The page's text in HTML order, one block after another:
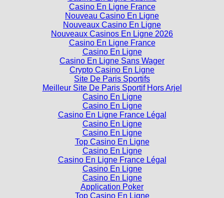
Nouveau Casino En Ligne
Nouveaux Casino En Ligne
Nouveaux Casinos En Ligne 2026
Casino En Ligne France
Casino En Ligne
Casino En Ligne Sans Wager
Crypto Casino En Ligne
Site De Paris Sportifs
Meilleur Site De Paris Sportif Hors Arjel
Casino En Ligne
Casino En Ligne
Casino En Ligne France Légal
Casino En Ligne
Casino En Ligne
Top Casino En Ligne
Casino En Ligne
Casino En Ligne France Légal
Casino En Ligne
Casino En Ligne
Application Poker
Top Casino En Ligne
Casino En Ligne